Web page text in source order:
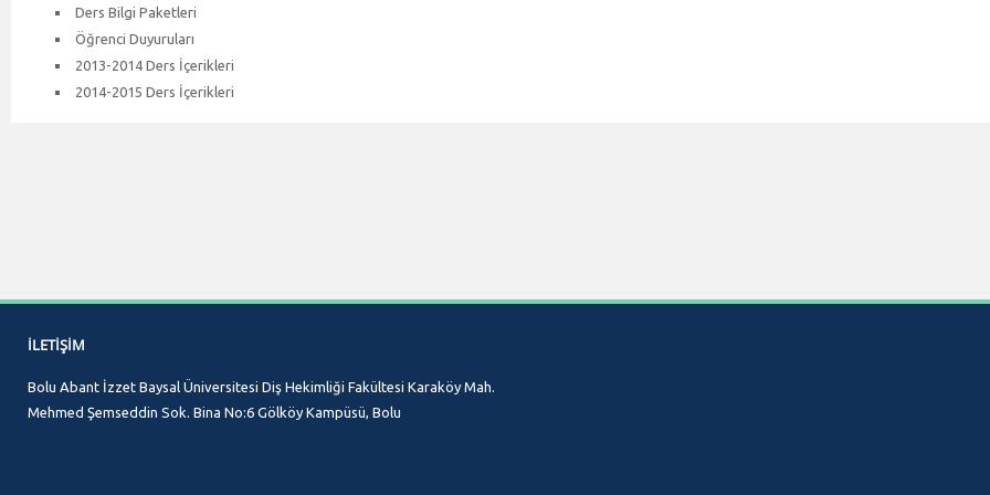
Ders Bilgi Paketleri
Öğrenci Duyuruları
2013-2014 Ders İçerikleri
2014-2015 Ders İçerikleri
İLETIŞIM
Bolu Abant İzzet Baysal Üniversitesi Diş Hekimliği Fakültesi Karaköy Mah.
Mehmed Şemseddin Sok. Bina No:6 Gölköy Kampüsü, Bolu